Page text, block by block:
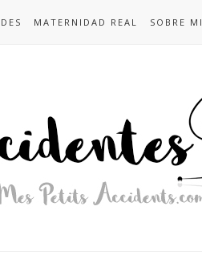
MATERNIDAD REAL SOBRE MI